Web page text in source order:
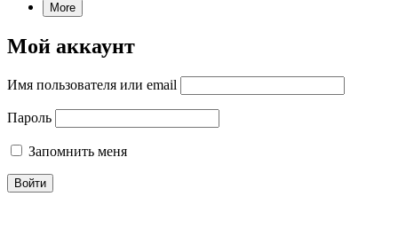
More
Мой аккаунт
Имя пользователя или email
Пароль
Запомнить меня